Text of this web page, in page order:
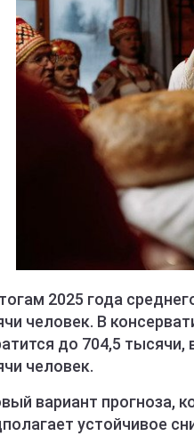
2025 года
человек. В
до 704,5 тысячи,
человек.
вариант прогноза,
устойчивое